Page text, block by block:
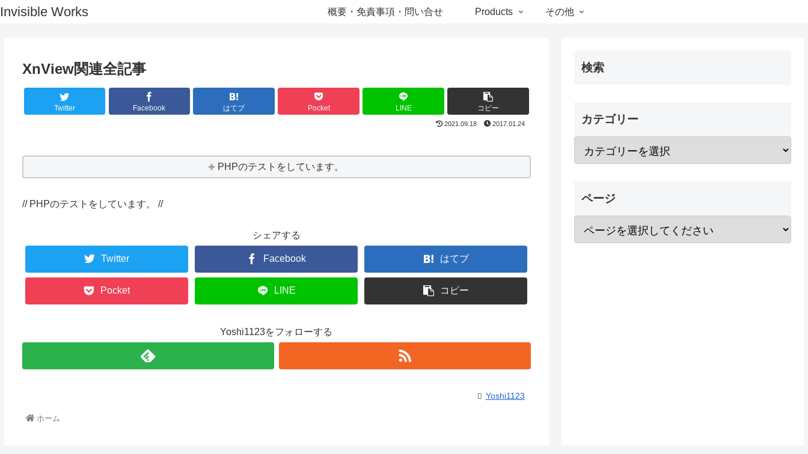
Invisible Works 概要・免責事項・問い合せ Products その他
XnView関連全記事
Twitter Facebook はてブ Pocket LINE コピー
2021.09.18 2017.01.24
PHPのテストをしています。
// PHPのテストをしています。 //
シェアする
Twitter Facebook はてブ
Pocket LINE コピー
Yoshi1123をフォローする
Yoshi1123
ホーム
検索
カテゴリー
ページ